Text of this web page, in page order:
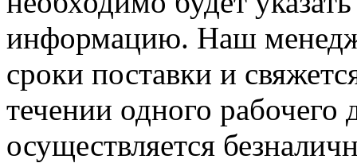
информацию. Наш
сроки поставки и
течении одного рабочего
осуществляется